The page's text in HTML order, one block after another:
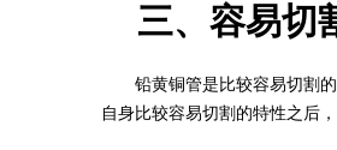
三、容易切
铅黄铜管是比较容易切割的
自身比较容易切割的特性之后